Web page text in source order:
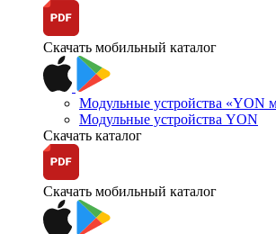
Скачать мобильный каталог
Модульные устройства «YON
Модульные устройства YON
Скачать каталог
Скачать мобильный каталог